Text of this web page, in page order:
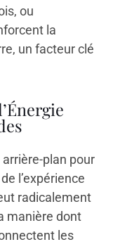
ou
la
un facteur clé
plan pour
l’expérience
radicalement
manière dont
les